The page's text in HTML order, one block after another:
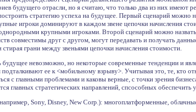
будущего отрасли, но я считаю, что только два из них имеют
стратегию успеха на будущее. Первый сценарий
игроки доминируют в каждом звене цепочки начисления
крупными игроками. Второй сценарий можно
совместимы друг с другом, могут передавать и получать
грани между звеньями цепочки начисления стоимости.
будущее невозможно, но некоторые современные тенденции и
ее к <мобильному взрыву>. Учитывая это, те, кто
с главными проблемами и каковы верные, с точки зрения
главных стратегических направлений, спсособных
Sony, Disney, New Corp.): многоплатформенные,